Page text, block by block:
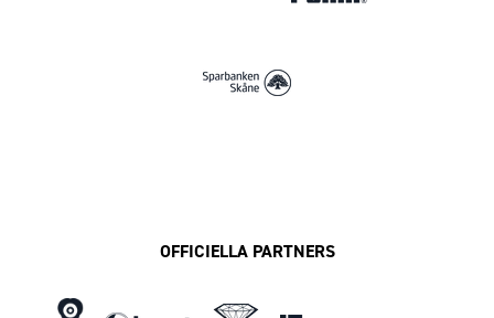
OFFICIELLA PARTNERS